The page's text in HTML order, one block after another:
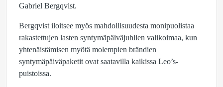
Gabriel Bergqvist.
Bergqvist iloitsee myös mahdollisuudesta monipuolistaa
rakastettujen lasten syntymäpäiväjuhlien valikoimaa, kun
yhtenäistämisen myötä molempien brändien
syntymäpäiväpaketit ovat saatavilla kaikissa Leo’s-
puistoissa.